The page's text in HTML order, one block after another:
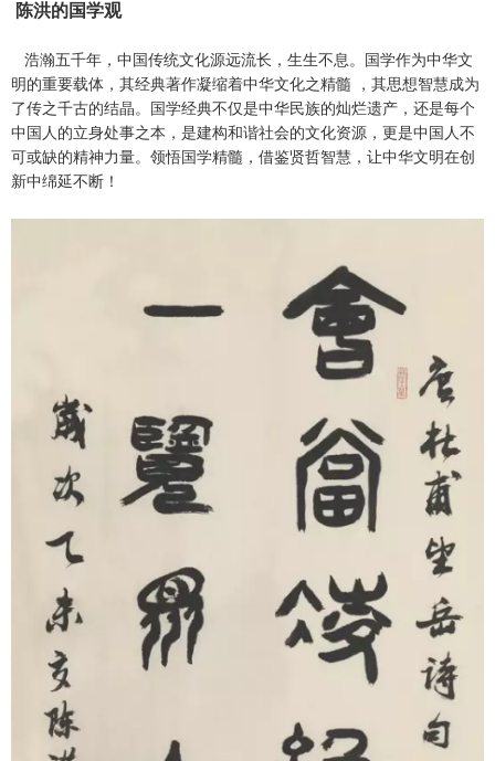
陈洪的国学观
浩瀚五千年，中国传统文化源远流长，生生不息。国学作为中华文
明的重要载体，其经典著作凝缩着中华文化之精髓 ，其思想智慧成为
了传之千古的结晶。国学经典不仅是中华民族的灿烂遗产，还是每个
中国人的立身处事之本，是建构和谐社会的文化资源，更是中国人不
可或缺的精神力量。领悟国学精髓，借鉴贤哲智慧，让中华文明在创
新中绵延不断！